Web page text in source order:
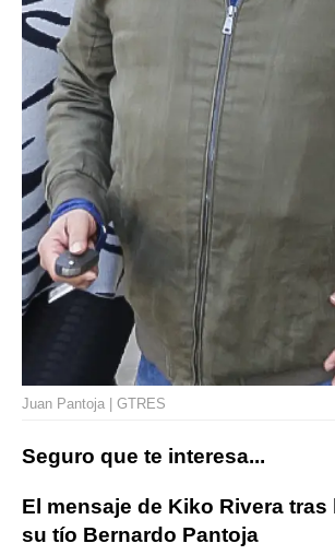
Juan Pantoja | GTRES
Seguro que te interesa...
El mensaje de Kiko Rivera tras
su tío Bernardo Pantoja